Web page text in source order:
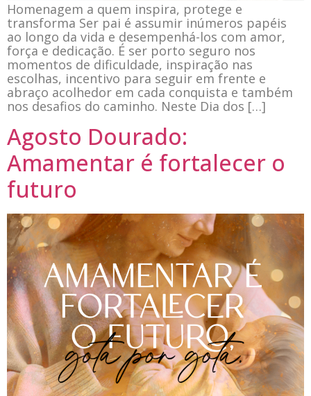
Homenagem a quem inspira, protege e
transforma Ser pai é assumir inúmeros papéis
ao longo da vida e desempenhá-los com amor,
força e dedicação. É ser porto seguro nos
momentos de dificuldade, inspiração nas
escolhas, incentivo para seguir em frente e
abraço acolhedor em cada conquista e também
nos desafios do caminho. Neste Dia dos […]
Agosto Dourado:
Amamentar é fortalecer o
futuro